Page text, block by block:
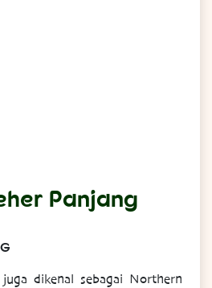
Panjang
dikenal sebagai Northern